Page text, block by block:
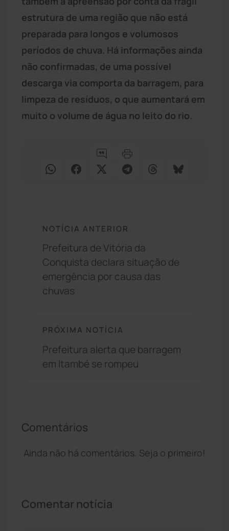
estrutura de uma região que não está
preparada para longos e volumosos
períodos de chuva. Há informações ainda
não confirmadas, de uma possível
descarga via comporta da barragem, para
limpeza de resíduos, o que aumentará em
muito o volume de água no leito do rio.
NOTÍCIA ANTERIOR
Prefeitura de Vitória da
Conquista declara situação de
emergência por causa das
chuvas
PRÓXIMA NOTÍCIA
Prefeitura alerta que barragem
em Itambé se rompeu
Comentários
Ainda não há comentários. Seja o primeiro!
Comentar notícia